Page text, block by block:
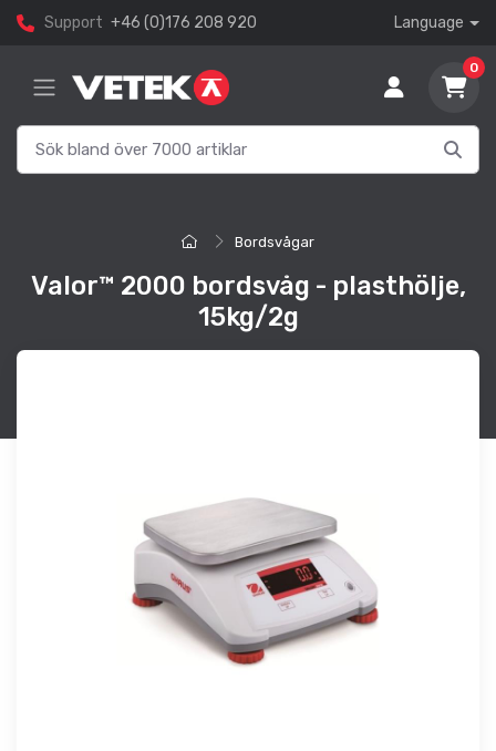
Support +46 (0)176 208 920 Language
0
Bordsvågar
Valor™ 2000 bordsvåg - plasthölje,
15kg/2g